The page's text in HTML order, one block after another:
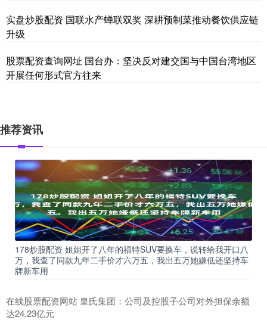
实盘炒股配资 国联水产蝉联双奖 深耕预制菜推动餐饮供应链
升级
股票配资查询网址 国台办：坚决反对建交国与中国台湾地区
开展任何形式官方往来
推荐资讯
178炒股配资 姐姐开了八年的福特SUV要换车，说转给我开口八
万，我查了同款九年二手价才六万五，我出五万她嫌低还坚持车
牌新车用
在线股票配资网站 皇氏集团：公司及控股子公司对外担保余额
达24.23亿元